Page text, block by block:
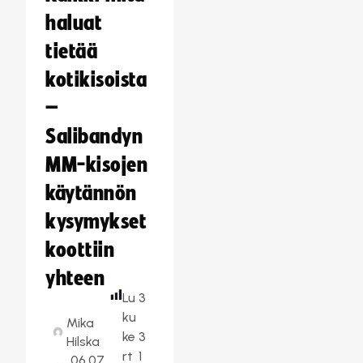
haluat
tietää
kotikisoista
–
Salibandyn
MM-kisojen
käytännön
kysymykset
koottiin
yhteen
Mika
Hilska
Lu
ku
ke
rt
3
3
1